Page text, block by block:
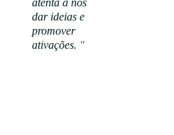
atenta a nos
dar ideias e
promover
ativações. "